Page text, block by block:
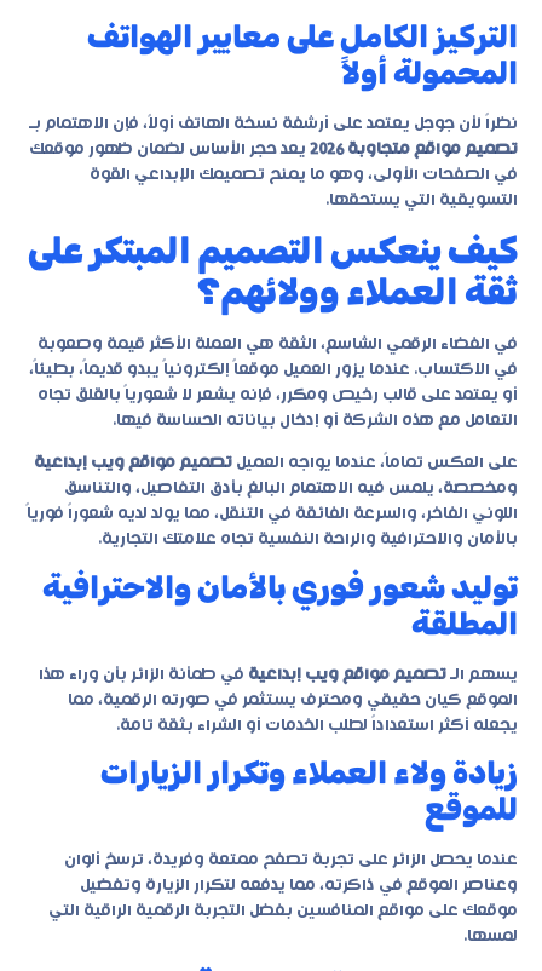
التركيز الكامل على معايير الهواتف
المحمولة أولاً
نظراً لأن جوجل يعتمد على أرشفة نسخة الهاتف أولاً، فإن الاهتمام بـ
تصميم مواقع متجاوبة 2026
يعد حجر الأساس لضمان ظهور موقعك
في الصفحات الأولى، وهو ما يمنح تصميمك الإبداعي القوة
التسويقية التي يستحقها.
كيف ينعكس التصميم المبتكر على
ثقة العملاء وولائهم؟
في الفضاء الرقمي الشاسع، الثقة هي العملة الأكثر قيمة وصعوبة
في الاكتساب. عندما يزور العميل موقعاً إلكترونياً يبدو قديماً، بطيئاً،
أو يعتمد على قالب رخيص ومكرر، فإنه يشعر لا شعورياً بالقلق تجاه
التعامل مع هذه الشركة أو إدخال بياناته الحساسة فيها.
على العكس تماماً، عندما يواجه العميل تصميم مواقع ويب إبداعية
ومخصصة، يلمس فيه الاهتمام البالغ بأدق التفاصيل، والتناسق
اللوني الفاخر، والسرعة الفائقة في التنقل، مما يولد لديه شعوراً فورياً
بالأمان والاحترافية والراحة النفسية تجاه علامتك التجارية.
توليد شعور فوري بالأمان والاحترافية
المطلقة
يسهم الـ تصميم مواقع ويب إبداعية في طمأنة الزائر بأن وراء هذا
الموقع كيان حقيقي ومحترف يستثمر في صورته الرقمية، مما
يجعله أكثر استعداداً لطلب الخدمات أو الشراء بثقة تامة.
زيادة ولاء العملاء وتكرار الزيارات
للموقع
عندما يحصل الزائر على تجربة تصفح ممتعة وفريدة، ترسخ ألوان
وعناصر الموقع في ذاكرته، مما يدفعه لتكرار الزيارة وتفضيل
موقعك على مواقع المنافسين بفضل التجربة الرقمية الراقية التي
لمسها.